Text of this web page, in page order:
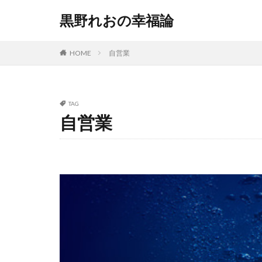
黒野れおの幸福論
HOME 自営業
TAG
自営業